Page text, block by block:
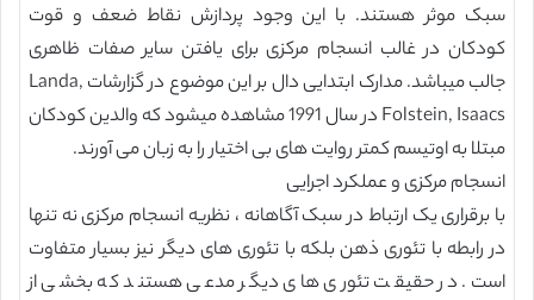
سبک موثر هستند. با این وجود پردازش نقاط ضعف و قوت
کودکان در غالب انسجام مرکزی برای یافتن سایر صفات ظاهری
جالب میباشد. مدارک ابتدایی دال بر این موضوع در گزارشات Landa,
Folstein, Isaacs در سال 1991 مشاهده میشود که والدین کودکان
مبتلا به اوتیسم کمتر روایت های بی اختیار را به زبان می آورند.
انسجام مرکزی و عملکرد اجرایی
با برقراری یک ارتباط در سبک آگاهانه ، نظریه انسجام مرکزی نه تنها
در رابطه با تئوری ذهن بلکه با تئوری های دیگر نیز بسیار متفاوت
است. در حقیقت تئوری های دیگر مدعی هستند که بخشی از